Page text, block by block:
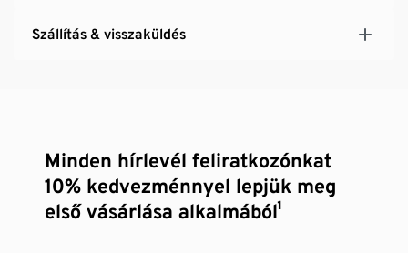
Szállítás & visszaküldés
Minden hírlevél feliratkozónkat
10% kedvezménnyel lepjük meg
első vásárlása alkalmából¹